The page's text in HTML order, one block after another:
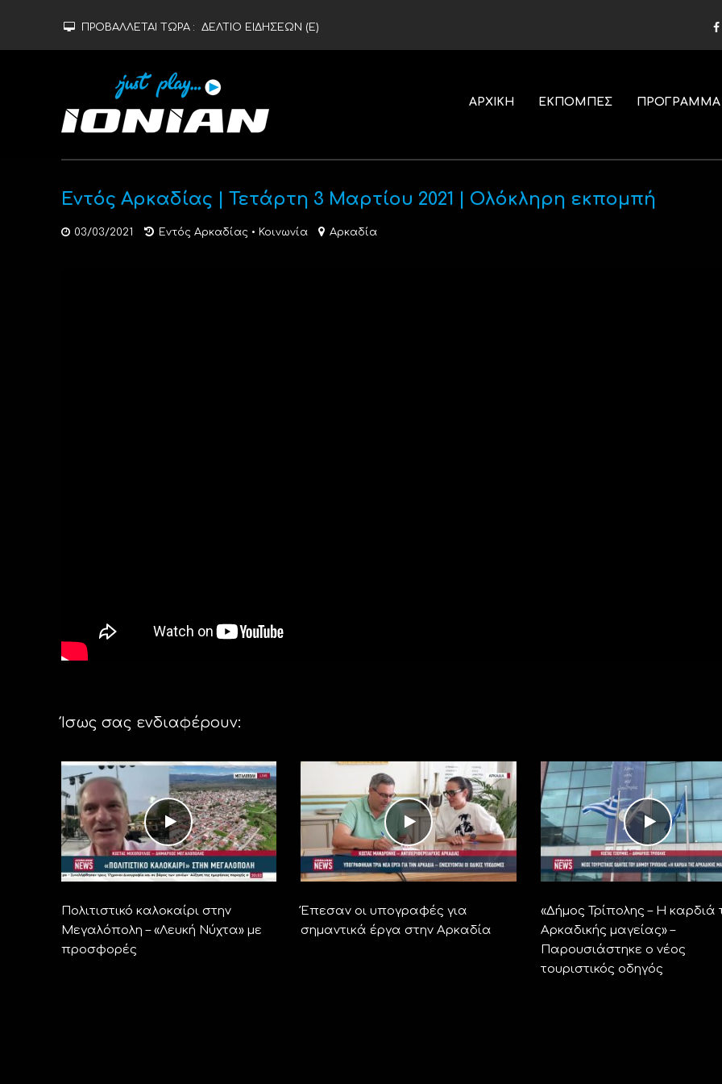
ΠΡΟΒΑΛΛΕΤΑΙ ΤΩΡΑ : ΔΕΛΤΙΟ ΕΙΔΗΣΕΩΝ (Ε)
ΑΡΧΙΚΗ ΕΚΠΟΜΠΕΣ ΠΡΟΓΡΑΜΜΑ
Εντός Αρκαδίας | Τετάρτη 3 Μαρτίου 2021 | Ολόκληρη εκπομπή
03/03/2021 Εντός Αρκαδίας • Κοινωνία Αρκαδία
Ίσως σας ενδιαφέρουν:
Πολιτιστικό καλοκαίρι στην
Μεγαλόπολη – «Λευκή Νύχτα» με
προσφορές
Έπεσαν οι υπογραφές για
σημαντικά έργα στην Αρκαδία
«Δήμος Τρίπολης – Η καρδιά
Αρκαδικής μαγείας» –
Παρουσιάστηκε ο νέος
τουριστικός οδηγός